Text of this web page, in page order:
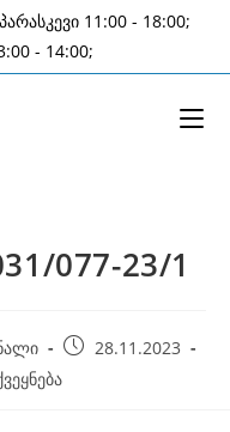
11:00 - 18:00;
- 14:00;
077-23/1
Post 28.11.2023